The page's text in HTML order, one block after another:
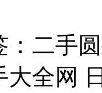
：二手
大全网